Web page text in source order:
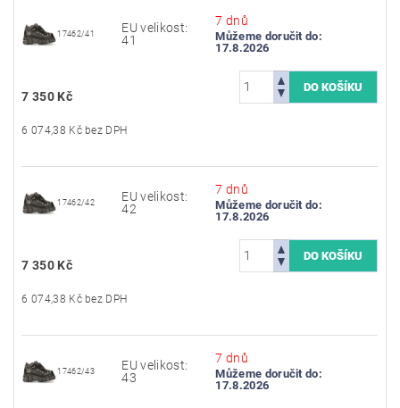
17462/41
EU velikost:
41
7 dnů
Můžeme doručit do:
17.8.2026
7 350 Kč
6 074,38 Kč bez DPH
17462/42
EU velikost:
42
7 dnů
Můžeme doručit do:
17.8.2026
7 350 Kč
6 074,38 Kč bez DPH
17462/43
EU velikost:
43
7 dnů
Můžeme doručit do:
17.8.2026